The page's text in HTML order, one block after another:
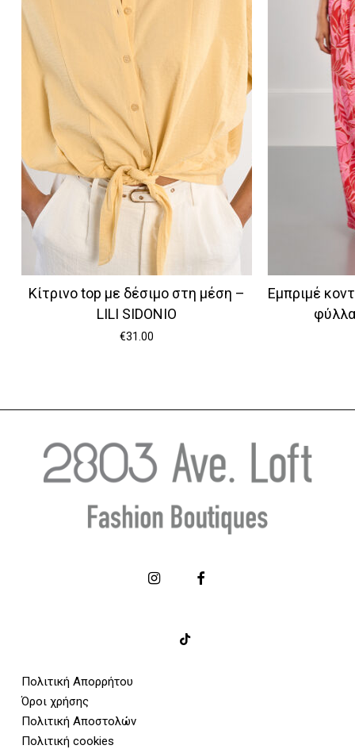
Κίτρινο top με δέσιμο στη μέση –
LILI SIDONIO
€31.00
Εμπριμέ
Πολιτική Απορρήτου
Όροι χρήσης
Πολιτική Αποστολών
Πολιτική cookies